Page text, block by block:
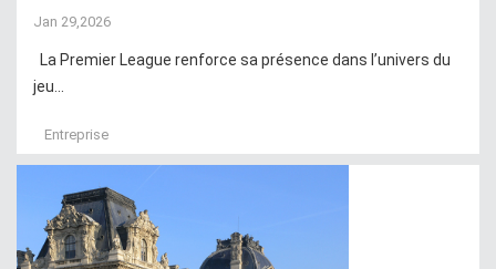
Jan 29,2026
La Premier League renforce sa présence dans l’univers du
jeu...
Entreprise